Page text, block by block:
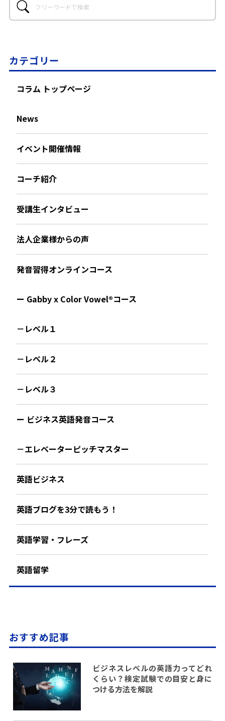
カテゴリー
コラム トップページ
News
イベント開催情報
コーチ紹介
受講生インタビュー
法人企業様からの声
発音習得オンラインコース
ー Gabby x Color Vowel®︎コース
－レベル１
－レベル２
－レベル３
ー ビジネス英語発音コース
－エレベーターピッチマスター
英語ビジネス
英語ブログを3分で読もう！
英語学習・フレーズ
英語留学
おすすめ記事
ビジネスレベルの英語力ってどれ
くらい？検定試験での目安と身に
つける方法を解説